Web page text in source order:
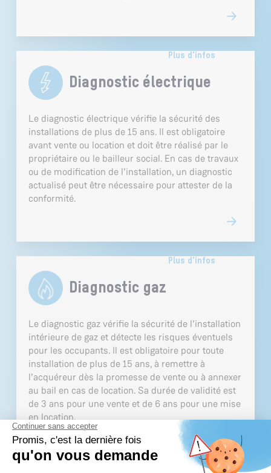
Diagnostic électrique
Le diagnostic électrique vérifie la sécurité des
installations de plus de 15 ans. Il est obligatoire
avant vente ou location et doit être réalisé par le
propriétaire ou le bailleur social. En cas de travaux
ou de modification de l’installation, un diagnostic
actualisé peut être nécessaire pour attester de la
conformité.
Plus d'infos
Diagnostic gaz
Le diagnostic gaz vérifie la sécurité de l’installation
intérieure de gaz et détecte les risques éventuels
pour les occupants. Il est obligatoire pour toute
installation de plus de 15 ans, à remettre à
l’acquéreur dès la promesse de vente ou à annexer
au bail en cas de location. Sa durée de validité est
de 3 ans pour une vente et de 6 ans pour une mise
en location.
Plus d'infos